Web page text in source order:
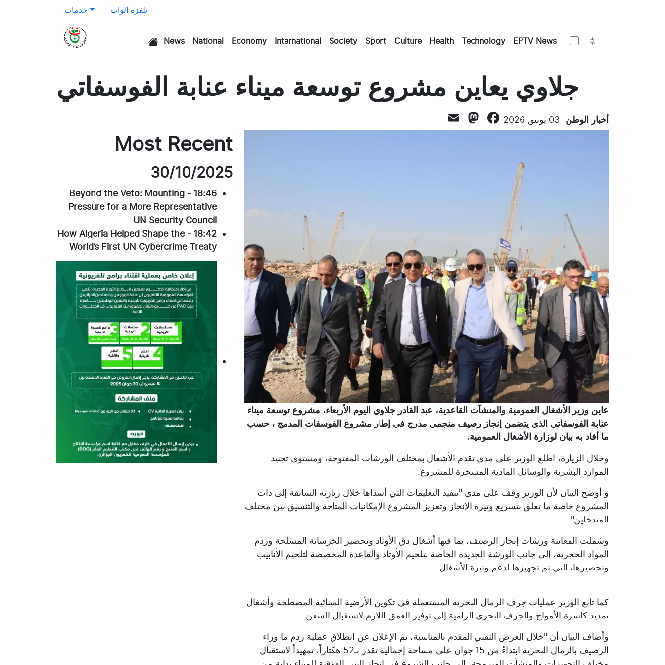
خدمات تلفزة الواب
News National Economy International Society Sport Culture Health Technology EPTV News
جلاوي يعاين مشروع توسعة ميناء عنابة الفوسفاتي
أخبار الوطن 03 يونيو, 2026 Facebook
Mastodon
عاين وزير الأشغال العمومية والمنشآت القاعدية، عبد القادر جلاوي اليوم الأربعاء، مشروع توسعة ميناء
عنابة الفوسفاتي الذي يتضمن إنجاز رصيف منجمي مدرج في إطار مشروع الفوسفات المدمج ، حسب
ما أفاد به بيان لوزارة الأشغال العمومية.
وخلال الزيارة، اطلع الوزير على مدى تقدم الأشغال بمختلف الورشات المفتوحة، ومستوى تجنيد
الموارد البشرية والوسائل المادية المسخرة للمشروع.
و أوضح البيان لأن الوزير وقف على مدى "تنفيذ التعليمات التي أسداها خلال زيارته السابقة إلى ذات
المشروع خاصة ما تعلق بتسريع وتيرة الإنجاز وتعزيز المشروع الإمكانيات المتاحة والتنسيق بين مختلف
المتدخلين".
وشملت المعاينة ورشات إنجاز الرصيف، بما فيها أشغال دق الأوتاد وتحضير الخرسانة المسلحة وردم
المواد الحجرية، إلى جانب الورشة الجديدة الخاصة بتلحيم الأوتاد والقاعدة المخصصة لتلحيم الأنابيب
وتحضيرها، التي تم تجهيزها لدعم وتيرة الأشغال.
كما تابع الوزير عمليات جرف الرمال البحرية المستعملة في تكوين الأرضية المينائية المصطحة وأشغال
تمديد كاسرة الأمواج والجرف البحري الرامية إلى توفير العمق اللازم لاستقبال السفن.
وأضاف البيان أن "خلال العرض التقني المقدم بالمناسبة، تم الإعلان عن انطلاق عملية ردم ما وراء
الرصيف بالرمال البحرية ابتداءً من 15 جوان على مساحة إجمالية تقدر بـ52 هكتاراً، تمهيداً لاستقبال
Most Recent
30/10/2025
18:46
-
Beyond the Veto: Mounting
Pressure for a More Representative
UN Security Council
18:42
-
How Algeria Helped Shape the
World’s First UN Cybercrime Treaty